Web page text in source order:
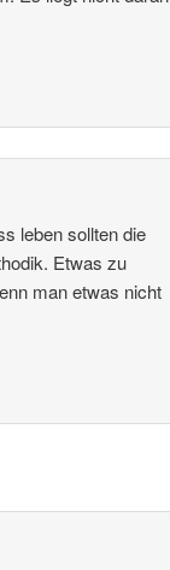
leben sollten die
Etwas zu
man etwas nicht